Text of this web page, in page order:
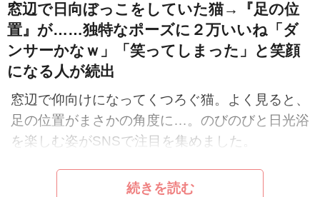
窓辺で日向ぼっこをしていた猫→『足の位
置』が……独特なポーズに２万いいね「ダ
ンサーかなｗ」「笑ってしまった」と笑顔
になる人が続出
窓辺で仰向けになってくつろぐ猫。よく見ると、
足の位置がまさかの角度に…。のびのびと日光浴
を楽しむ姿がSNSで注目を集めました。
続きを読む